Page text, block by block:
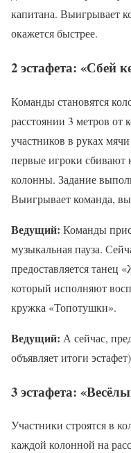
капитана. Выигрывает
окажется быстрее.
2 эстафета: «Сбей
Команды становятся
расстоянии 3 метров от
участников в руках
первые игроки сбивают
колонны. Задание
Выигрывает команда,
Ведущий: Команды
музыкальная пауза.
предоставляется танец
который исполняют
кружка «Топотушки».
Ведущий: А сейчас,
объявляет итоги
3 эстафета:
Участники строятся в
каждой колонной на